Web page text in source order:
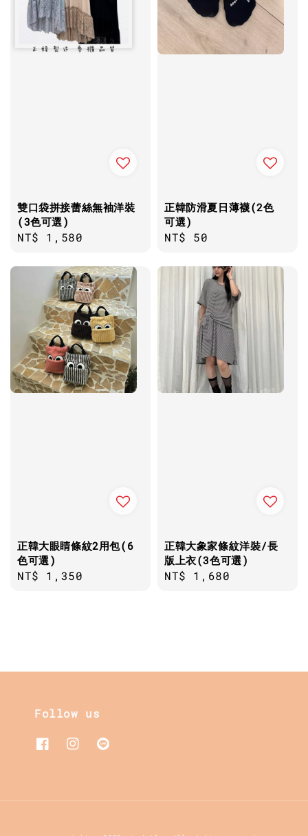
雙口袋拼接蕾絲無袖洋裝
(3色可選)
Regular
NT$ 1,580
正韓防滑夏日薄襪(2色
可選)
Regular
NT$ 50
正韓大眼睛條紋2用包(6
色可選)
Regular
NT$ 1,350
正韓大象家條紋洋裝/長
版上衣(3色可選)
Regular
NT$ 1,680
Follow us